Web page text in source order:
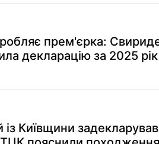
прем'єрка:
декларацію за 2025 рік
із Київщини